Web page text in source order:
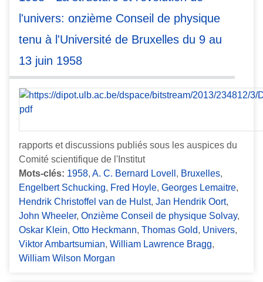
l'univers: onzième Conseil de physique
tenu à l'Université de Bruxelles du 9 au
13 juin 1958
rapports et discussions publiés sous les auspices du
Comité scientifique de l'Institut
Mots-clés: 1958, A. C. Bernard Lovell , Bruxelles,
Engelbert Schucking, Fred Hoyle, Georges Lemaitre,
Hendrik Christoffel van de Hulst, Jan Hendrik Oort,
John Wheeler, Onzième Conseil de physique Solvay,
Oskar Klein, Otto Heckmann, Thomas Gold, Univers,
Viktor Ambartsumian, William Lawrence Bragg,
William Wilson Morgan